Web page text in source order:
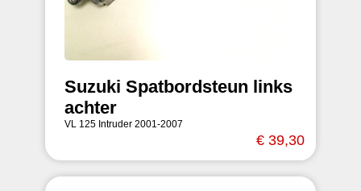
Suzuki Spatbordsteun links
achter
VL 125 Intruder 2001-2007
€ 39,30